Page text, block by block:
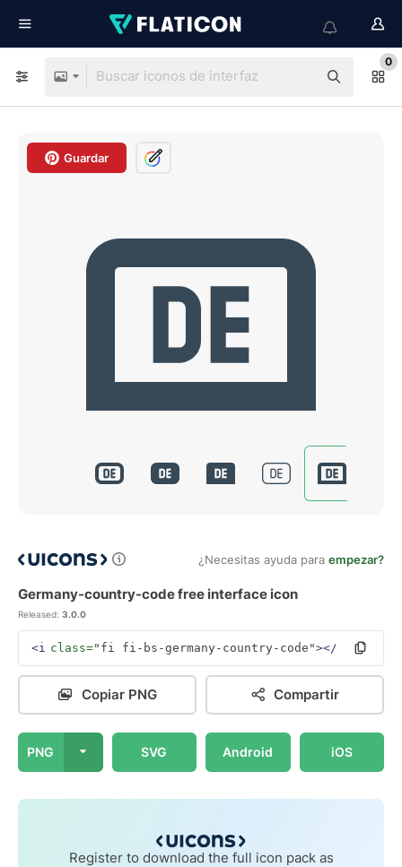
0
Guardar
¿Necesitas ayuda para empezar?
Germany-country-code free interface icon
Released: 3.0.0
<i class="fi fi-bs-germany-country-code"></i>
Copiar PNG Compartir
PNG SVG Android iOS
Register to download the full icon pack as